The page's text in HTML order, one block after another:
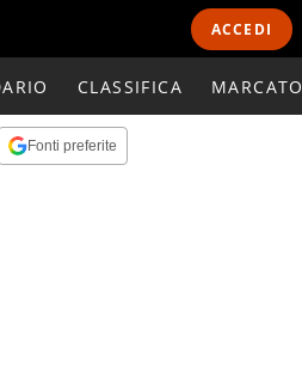
ACCEDI
CLASSIFICA
Fonti preferite